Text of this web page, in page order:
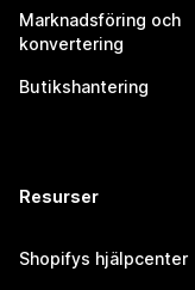
Marknadsföring och
konvertering
Butikshantering
Resurser
Shopifys hjälpcenter